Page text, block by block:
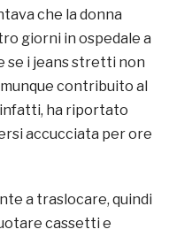
che la donna
giorni in ospedale a
se i jeans stretti non
contribuito al
infatti, ha riportato
accucciata per ore
a traslocare, quindi
cassetti e